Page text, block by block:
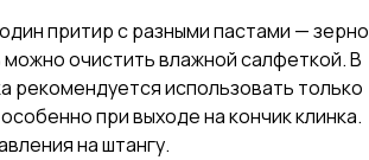
притир с разными пастами — зерно
можно очистить влажной салфеткой. В
рекомендуется использовать только
при выходе на кончик клинка.
на штангу.